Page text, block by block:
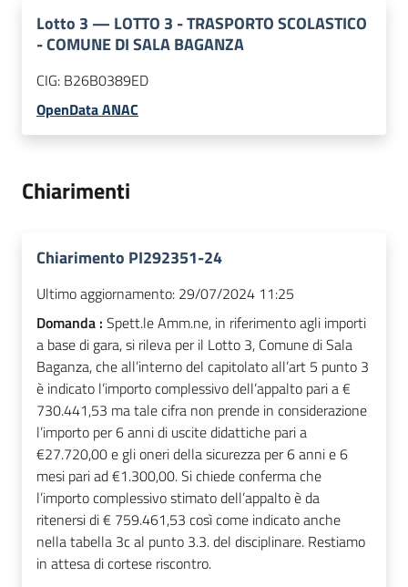
Lotto 3 — LOTTO 3 - TRASPORTO SCOLASTICO
- COMUNE DI SALA BAGANZA
CIG: B26B0389ED
OpenData ANAC
Chiarimenti
Chiarimento PI292351-24
Ultimo aggiornamento: 29/07/2024 11:25
Domanda : Spett.le Amm.ne, in riferimento agli importi
a base di gara, si rileva per il Lotto 3, Comune di Sala
Baganza, che all’interno del capitolato all’art 5 punto 3
è indicato l’importo complessivo dell’appalto pari a €
730.441,53 ma tale cifra non prende in considerazione
l’importo per 6 anni di uscite didattiche pari a
€27.720,00 e gli oneri della sicurezza per 6 anni e 6
mesi pari ad €1.300,00. Si chiede conferma che
l’importo complessivo stimato dell’appalto è da
ritenersi di € 759.461,53 così come indicato anche
nella tabella 3c al punto 3.3. del disciplinare. Restiamo
in attesa di cortese riscontro.